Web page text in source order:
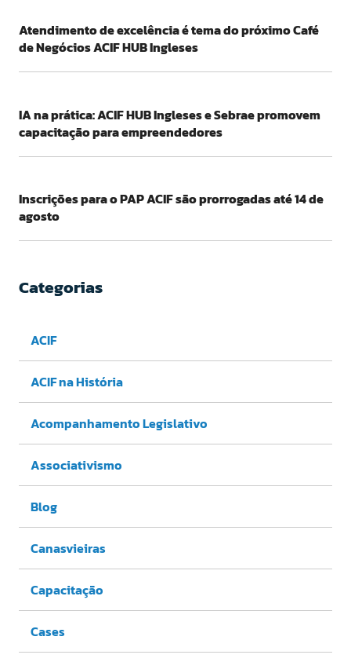
Atendimento de excelência é tema do próximo Café
de Negócios ACIF HUB Ingleses
IA na prática: ACIF HUB Ingleses e Sebrae promovem
capacitação para empreendedores
Inscrições para o PAP ACIF são prorrogadas até 14 de
agosto
Categorias
ACIF
ACIF na História
Acompanhamento Legislativo
Associativismo
Blog
Canasvieiras
Capacitação
Cases